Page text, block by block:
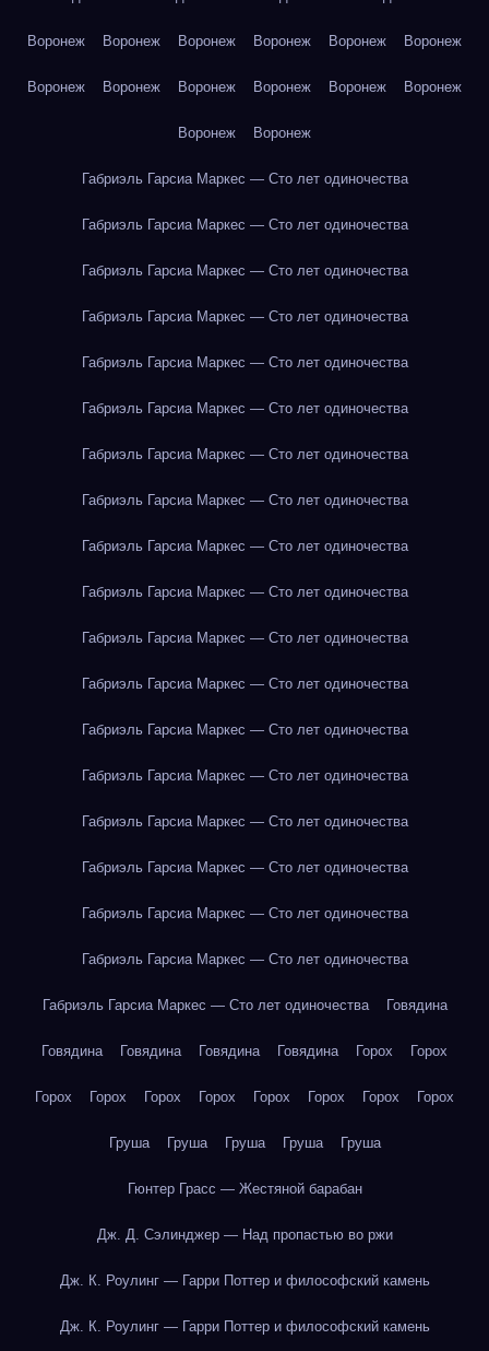
Воронеж Воронеж Воронеж Воронеж Воронеж Воронеж
Воронеж Воронеж Воронеж Воронеж Воронеж Воронеж
Воронеж Воронеж
Габриэль Гарсиа Маркес — Сто лет одиночества
Габриэль Гарсиа Маркес — Сто лет одиночества
Габриэль Гарсиа Маркес — Сто лет одиночества
Габриэль Гарсиа Маркес — Сто лет одиночества
Габриэль Гарсиа Маркес — Сто лет одиночества
Габриэль Гарсиа Маркес — Сто лет одиночества
Габриэль Гарсиа Маркес — Сто лет одиночества
Габриэль Гарсиа Маркес — Сто лет одиночества
Габриэль Гарсиа Маркес — Сто лет одиночества
Габриэль Гарсиа Маркес — Сто лет одиночества
Габриэль Гарсиа Маркес — Сто лет одиночества
Габриэль Гарсиа Маркес — Сто лет одиночества
Габриэль Гарсиа Маркес — Сто лет одиночества
Габриэль Гарсиа Маркес — Сто лет одиночества
Габриэль Гарсиа Маркес — Сто лет одиночества
Габриэль Гарсиа Маркес — Сто лет одиночества
Габриэль Гарсиа Маркес — Сто лет одиночества
Габриэль Гарсиа Маркес — Сто лет одиночества
Габриэль Гарсиа Маркес — Сто лет одиночества Говядина
Говядина Говядина Говядина Говядина Горох Горох
Горох Горох Горох Горох Горох Горох Горох Горох
Груша Груша Груша Груша Груша
Гюнтер Грасс — Жестяной барабан
Дж. Д. Сэлинджер — Над пропастью во ржи
Дж. К. Роулинг — Гарри Поттер и философский камень
Дж. К. Роулинг — Гарри Поттер и философский камень